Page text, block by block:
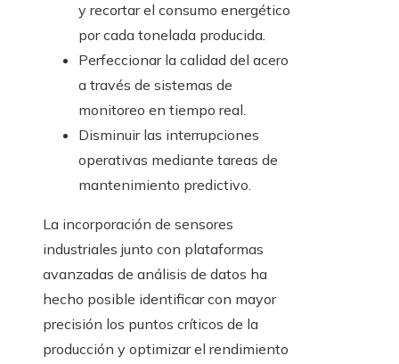
y recortar el consumo energético
por cada tonelada producida.
Perfeccionar la calidad del acero
a través de sistemas de
monitoreo en tiempo real.
Disminuir las interrupciones
operativas mediante tareas de
mantenimiento predictivo.
La incorporación de sensores
industriales junto con plataformas
avanzadas de análisis de datos ha
hecho posible identificar con mayor
precisión los puntos críticos de la
producción y optimizar el rendimiento